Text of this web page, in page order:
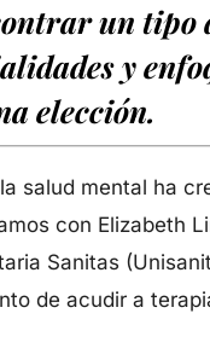
un tipo
y
elección.
salud mental ha
con Elizabeth
Sanitas
de acudir a